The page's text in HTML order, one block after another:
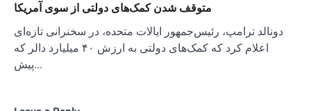
متوقف شدن کمک‌های دولتی از سوی آمریکا
دونالد ترامپ، رئیس‌جمهور ایالات متحده، در سخنرانی تازه‌ای
اعلام کرد که کمک‌های دولتی به ارزش ۴۰ میلیارد دالر که
پیش…